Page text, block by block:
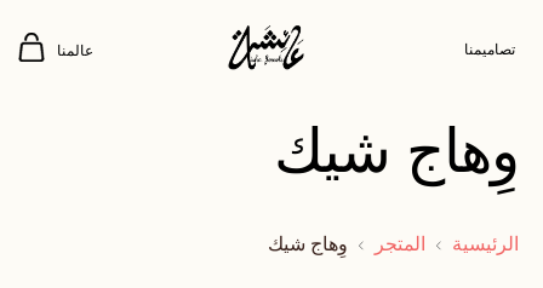
تصاميمنا عالمنا
وِهاج شيك
الرئيسية المتجر وِهاج شيك